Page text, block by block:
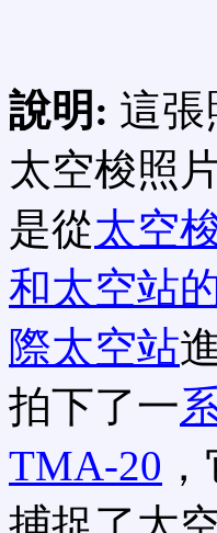
說明: 這張
太空梭照
是從太空
和太空站
際太空站
拍下了一
TMA-20